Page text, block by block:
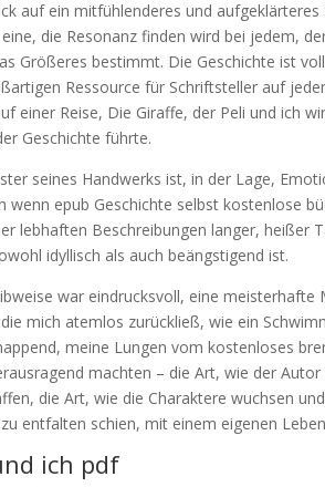
auf ein mitfühlenderes und
die Resonanz finden wird bei jedem,
Größeres bestimmt. Die Geschichte ist
Ressource für Schriftsteller auf
einer Reise, Die Giraffe, der Peli und ich
Geschichte führte.
seines Handwerks ist, in der Lage,
wenn epub Geschichte selbst kostenlose
lebhaften Beschreibungen langer, heißer
idyllisch als auch beängstigend ist.
war eindrucksvoll, eine
mich atemlos zurückließ, wie ein
meine Lungen vom kostenloses
machten – die Art, wie der
die Art, wie die Charaktere wuchsen
entfalten schien, mit einem eigenen
ich pdf